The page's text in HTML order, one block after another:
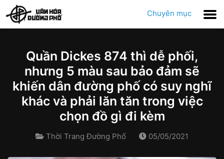
Chuyên mục
Quần Dickes 874 thì dễ phối,
nhưng 5 màu sau bảo đảm sẽ
khiến dân đường phố có suy nghĩ
khác và phải lăn tăn trong việc
chọn đồ gì đi kèm
Thời Trang Đường Phố 05/05/2021